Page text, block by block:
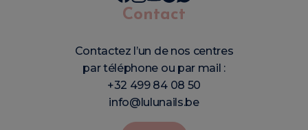
Contact
Contactez l’un de nos centres
par téléphone ou par mail :
+32 499 84 08 50
info@lulunails.be